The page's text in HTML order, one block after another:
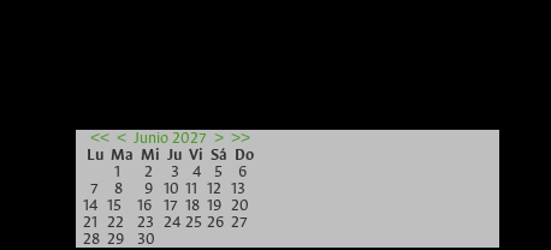
<< < Junio 2027 > >>
Lu Ma Mi Ju Vi Sá Do
1
2 3 4 5
6
7
8 9 10 11 12 13
14 15 16 17 18 19 20
21 22 23 24 25 26 27
28 29 30